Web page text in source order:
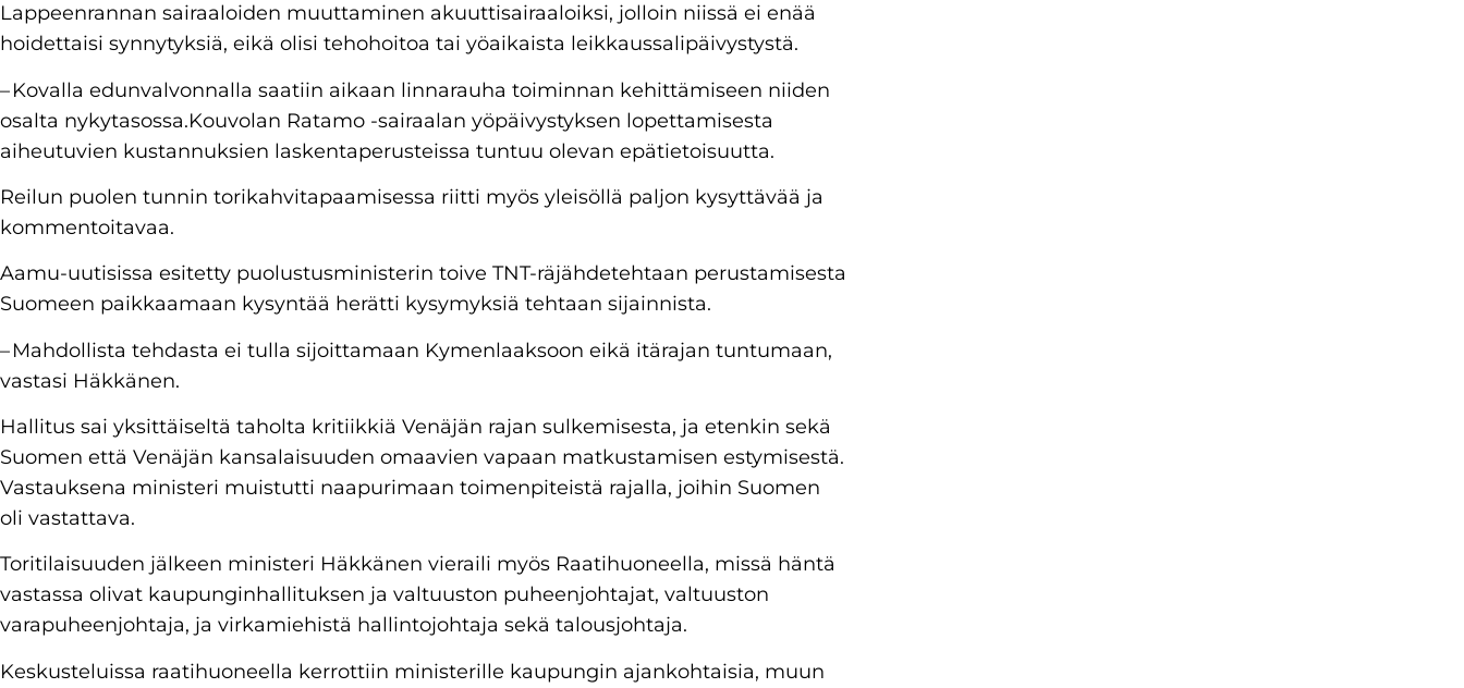
Lappeenrannan sairaaloiden muuttaminen akuuttisairaaloiksi, jolloin niissä ei enää
hoidettaisi synnytyksiä, eikä olisi tehohoitoa tai yöaikaista leikkaussalipäivystystä.
– Kovalla edunvalvonnalla saatiin aikaan linnarauha toiminnan kehittämiseen niiden
osalta nykytasossa.Kouvolan Ratamo -sairaalan yöpäivystyksen lopettamisesta
aiheutuvien kustannuksien laskentaperusteissa tuntuu olevan epätietoisuutta.
Reilun puolen tunnin torikahvitapaamisessa riitti myös yleisöllä paljon kysyttävää ja
kommentoitavaa.
Aamu-uutisissa esitetty puolustusministerin toive TNT-räjähdetehtaan perustamisesta
Suomeen paikkaamaan kysyntää herätti kysymyksiä tehtaan sijainnista.
– Mahdollista tehdasta ei tulla sijoittamaan Kymenlaaksoon eikä itärajan tuntumaan,
vastasi Häkkänen.
Hallitus sai yksittäiseltä taholta kritiikkiä Venäjän rajan sulkemisesta, ja etenkin sekä
Suomen että Venäjän kansalaisuuden omaavien vapaan matkustamisen estymisestä.
Vastauksena ministeri muistutti naapurimaan toimenpiteistä rajalla, joihin Suomen
oli vastattava.
Toritilaisuuden jälkeen ministeri Häkkänen vieraili myös Raatihuoneella, missä häntä
vastassa olivat kaupunginhallituksen ja valtuuston puheenjohtajat, valtuuston
varapuheenjohtaja, ja virkamiehistä hallintojohtaja sekä talousjohtaja.
Keskusteluissa raatihuoneella kerrottiin ministerille kaupungin ajankohtaisia, muun